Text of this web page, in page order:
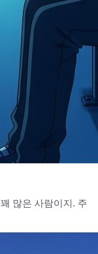
많은 사람이지. 주